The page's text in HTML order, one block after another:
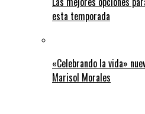
esta temporada
«Celebrando la vida»
Marisol Morales